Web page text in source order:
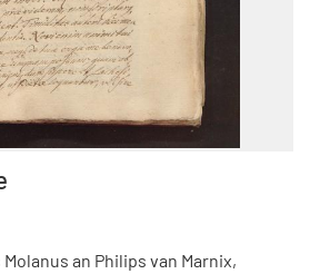
an Philips van Marnix,